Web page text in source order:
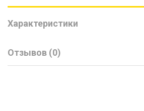
Характеристики
Отзывов (0)